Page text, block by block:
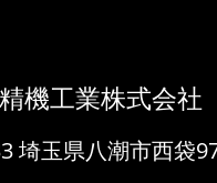
機工業株式会社
埼玉県八潮市西袋